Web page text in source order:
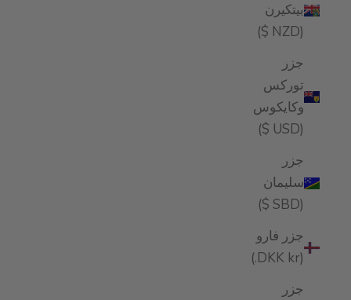
بيتكيرن
(NZD $)
جزر
توركس
وكايكوس
(USD $)
جزر
سليمان
(SBD $)
جزر فارو
(DKK kr.)
جزر